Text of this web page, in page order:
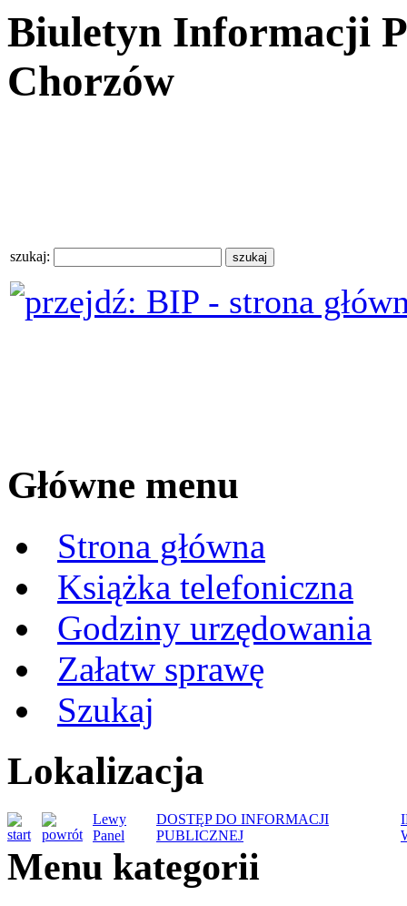
Biuletyn Informacji
Chorzów
szukaj:
Główne menu
Strona główna
Książka telefoniczna
Godziny urzędowania
Załatw sprawę
Szukaj
Lokalizacja
Lewy
Panel
DOSTĘP DO INFORMACJI
PUBLICZNEJ
Menu kategorii